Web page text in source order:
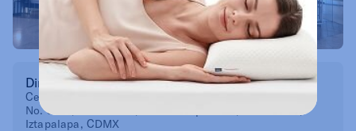
Dirección
Centro Comercial Parque Las Antenas. Anillo Periférico
No. 3278, Local L106, Col. La Esperanza, C.P. 09910,
Iztapalapa, CDMX